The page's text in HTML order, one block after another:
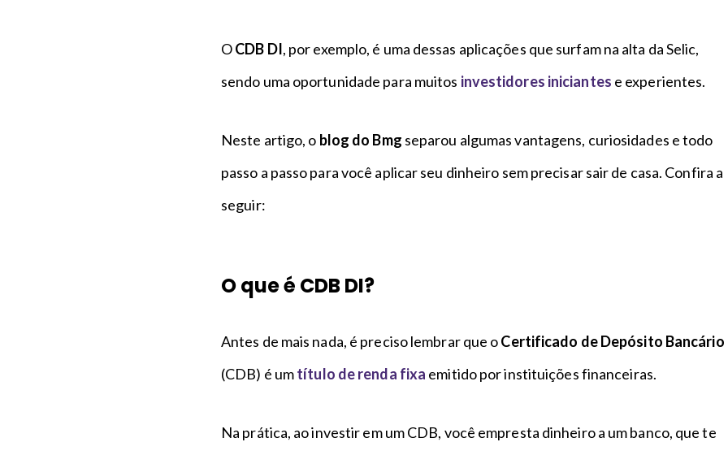
OCDB DI, por exemplo, é uma dessas aplicações que surfam na alta da Selic,
sendo uma oportunidade para muitos investidores iniciantes e experientes.
Neste artigo, o blog do Bmg separou algumas vantagens, curiosidades e todo
passo a passo para você aplicar seu dinheiro sem precisar sair de casa. Confira a
seguir:
O que é CDB DI?
Antes de mais nada, é preciso lembrar que oCertificado de Depósito Bancário
(CDB) é umtítulo de renda fixa emitido por instituições financeiras.
Na prática, ao investir em um CDB, você empresta dinheiro a um banco, que te